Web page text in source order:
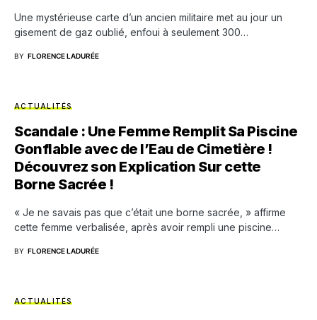
Une mystérieuse carte d’un ancien militaire met au jour un
gisement de gaz oublié, enfoui à seulement 300…
BY FLORENCE LADURÉE
ACTUALITÉS
Scandale : Une Femme Remplit Sa Piscine
Gonflable avec de l’Eau de Cimetière !
Découvrez son Explication Sur cette
Borne Sacrée !
« Je ne savais pas que c’était une borne sacrée, » affirme
cette femme verbalisée, après avoir rempli une piscine…
BY FLORENCE LADURÉE
ACTUALITÉS